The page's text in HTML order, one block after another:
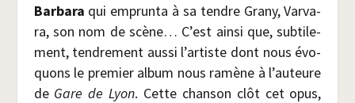
Bar­ba­ra qui emprun­ta à sa tendre Gra­ny, Var­va­
ra, son nom de scène… C’est ain­si que, sub­ti­le­
ment, ten­dre­ment aus­si l’artiste dont nous évo­
quons le pre­mier album nous ramène à l’auteure
de Gare de Lyon. Cette chan­son clôt cet opus,